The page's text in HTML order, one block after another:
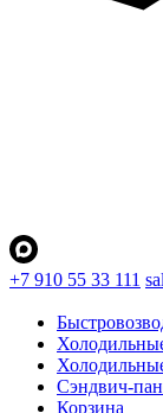
+7 910 55 33 111
Сэндвич-
Корзина